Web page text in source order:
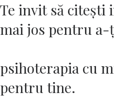
Te invit să citești
mai jos pentru a-
psihoterapia cu
pentru tine.